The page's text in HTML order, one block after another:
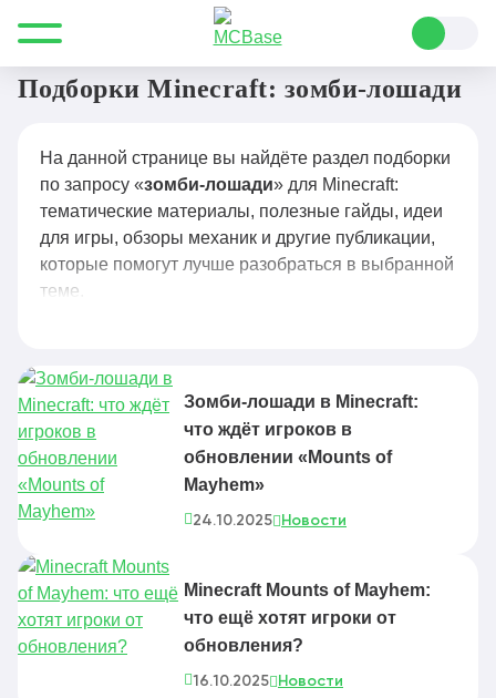
Все для Minecraft зомби-лошади
Подборки Minecraft: зомби-лошади
На данной странице вы найдёте раздел подборки
по запросу «зомби-лошади» для Minecraft:
тематические материалы, полезные гайды, идеи
для игры, обзоры механик и другие публикации,
которые помогут лучше разобраться в выбранной
теме.
Зомби-лошади в Minecraft:
что ждёт игроков в
обновлении «Mounts of
Mayhem»
24.10.2025 Новости
Minecraft Mounts of Mayhem:
что ещё хотят игроки от
обновления?
16.10.2025 Новости